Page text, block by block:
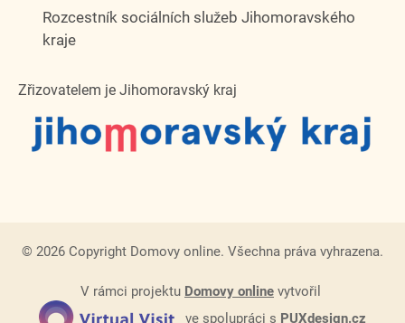
Rozcestník sociálních služeb Jihomoravského
kraje
Zřizovatelem je Jihomoravský kraj
© 2026 Copyright Domovy online. Všechna práva vyhrazena.
V rámci projektu Domovy online vytvořil
ve spolupráci s PUXdesign.cz